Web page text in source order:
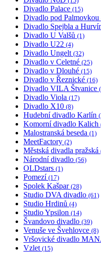
Divadlo Palace (15)
Divadlo pod Palmovkou
Divadlo Spejbla a
Divadlo U Valšů (1)
Divadlo U22 (4)
Divadlo Ungelt (32)
Divadlo v Celetné (25)
Divadlo v Dlouhé (15)
Divadlo v Řeznické (16)
Divadlo VILA Štvanice
Divadlo Viola (17)
Divadlo X10 (8)
Hudební divadlo Karlín
Komorní divadlo Kalich
Malostranská beseda (1)
MeetFactory (2)
Městská divadla pražská
Národní divadlo (56)
OLDstars (1)
Pomezí (17)
Spolek Kašpar (28)
Studio DVA divadlo (61)
Studio Hrdinů (4)
Studio Ypsilon (14)
Švandovo divadlo (39)
Venuše ve Švehlovce (8)
Vršovické divadlo
Vzlet (15)